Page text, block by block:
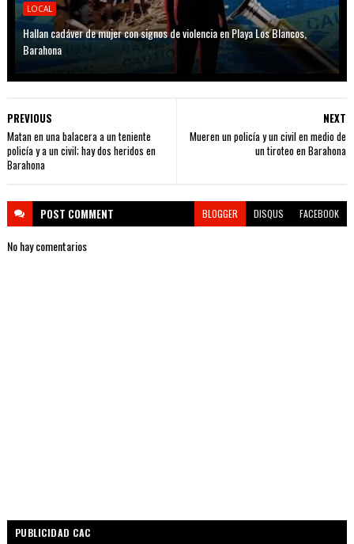
LOCAL
Hallan cadáver de mujer con signos de violencia en Playa Los Blancos,
Barahona
NEXT
Mueren un policía y un civil en medio de
un tiroteo en Barahona
PREVIOUS
Matan en una balacera a un teniente
policía y a un civil; hay dos heridos en
Barahona
POST COMMENT BLOGGER DISQUS FACEBOOK
No hay comentarios
PUBLICIDAD CAC